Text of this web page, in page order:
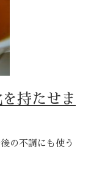
持たせま
の不調にも使う